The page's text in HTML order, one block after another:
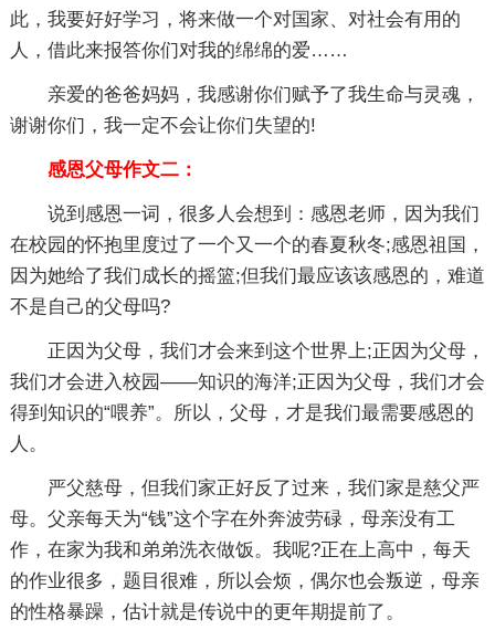
此，我要好好学习，将来做一个对国家、对社会有用的
人，借此来报答你们对我的绵绵的爱……
亲爱的爸爸妈妈，我感谢你们赋予了我生命与灵魂，
谢谢你们，我一定不会让你们失望的!
感恩父母作文二：
说到感恩一词，很多人会想到：感恩老师，因为我们
在校园的怀抱里度过了一个又一个的春夏秋冬;感恩祖国，
因为她给了我们成长的摇篮;但我们最应该该感恩的，难道
不是自己的父母吗?
正因为父母，我们才会来到这个世界上;正因为父母，
我们才会进入校园——知识的海洋;正因为父母，我们才会
得到知识的“喂养”。所以，父母，才是我们最需要感恩的
人。
严父慈母，但我们家正好反了过来，我们家是慈父严
母。父亲每天为“钱”这个字在外奔波劳碌，母亲没有工
作，在家为我和弟弟洗衣做饭。我呢?正在上高中，每天
的作业很多，题目很难，所以会烦，偶尔也会叛逆，母亲
的性格暴躁，估计就是传说中的更年期提前了。